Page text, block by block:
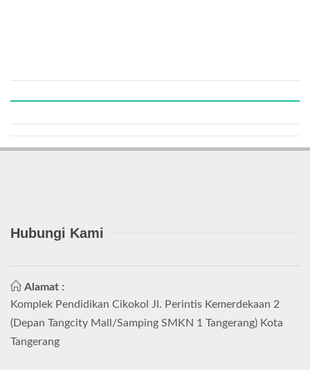
Hubungi Kami
Alamat :
Komplek Pendidikan Cikokol Jl. Perintis Kemerdekaan 2
(Depan Tangcity Mall/Samping SMKN 1 Tangerang) Kota
Tangerang